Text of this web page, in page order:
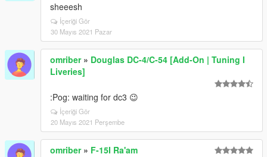
sheeesh
İçeriği Gör
30 Mayıs 2021 Pazar
omriber» Douglas DC-4/C-54 [Add-On | Tuning I
Liveries]
:Pog: waiting for dc3 😉
İçeriği Gör
20 Mayıs 2021 Perşembe
omriber» F-15I Ra'am